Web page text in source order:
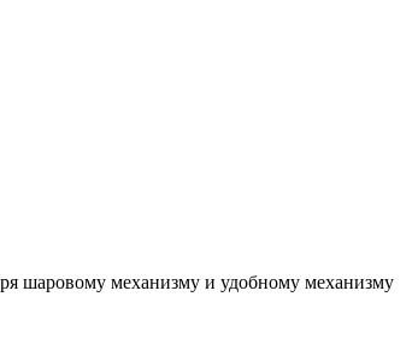
шаровому механизму и удобному механизму